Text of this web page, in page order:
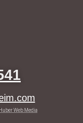
Huber Web Media